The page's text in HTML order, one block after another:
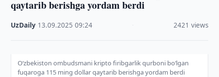
qaytarib berishga yordam berdi
UzDaily 13.09.2025 ·09:24 2421 views
O‘zbekiston ombudsmani kripto firibgarlik qurboni bo‘lgan
fuqaroga 115 ming dollar qaytarib berishga yordam berdi